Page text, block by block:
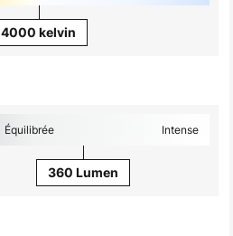
4000 kelvin
Équilibrée Intense
360 Lumen